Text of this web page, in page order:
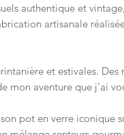
authentique et
artisanale
et estivales. Des
mon aventure que j'ai
pot en verre iconique